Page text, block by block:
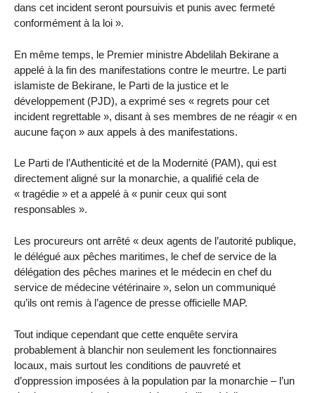
dans cet incident seront poursuivis et punis avec fermeté
conformément à la loi ».
En même temps, le Premier ministre Abdelilah Bekirane a
appelé à la fin des manifestations contre le meurtre. Le parti
islamiste de Bekirane, le Parti de la justice et le
développement (PJD), a exprimé ses « regrets pour cet
incident regrettable », disant à ses membres de ne réagir « en
aucune façon » aux appels à des manifestations.
Le Parti de l’Authenticité et de la Modernité (PAM), qui est
directement aligné sur la monarchie, a qualifié cela de
« tragédie » et a appelé à « punir ceux qui sont
responsables ».
Les procureurs ont arrêté « deux agents de l’autorité publique,
le délégué aux pêches maritimes, le chef de service de la
délégation des pêches marines et le médecin en chef du
service de médecine vétérinaire », selon un communiqué
qu’ils ont remis à l’agence de presse officielle MAP.
Tout indique cependant que cette enquête servira
probablement à blanchir non seulement les fonctionnaires
locaux, mais surtout les conditions de pauvreté et
d’oppression imposées à la population par la monarchie – l’un